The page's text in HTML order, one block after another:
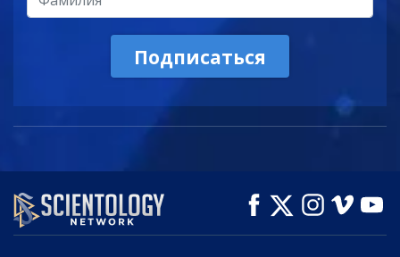
Подписаться